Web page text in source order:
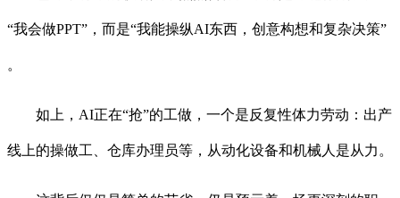
“我会做PPT”，而是“我能操纵AI东西，创意构想和复杂决策”
。
如上，AI正在“抢”的工做，一个是反复性体力劳动：出产
线上的操做工、仓库办理员等，从动化设备和机械人是从力。